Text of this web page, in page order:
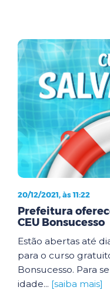
20/12/2021, às 11:22
Prefeitura
CEU Bonsucesso
Estão abertas até
para o curso
Bonsucesso. Para
idade... [saiba mais]